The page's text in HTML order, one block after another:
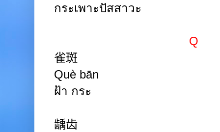
กระเพาะปัสสาวะ
Q
雀斑
Què bān
ฝ้า กระ
龋齿